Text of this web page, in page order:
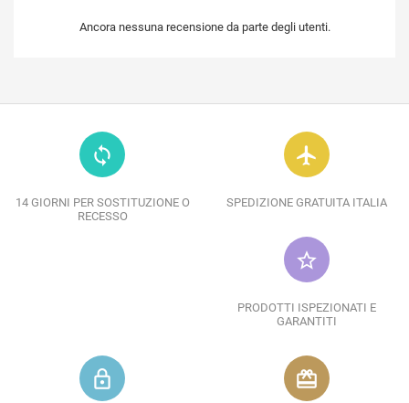
Ancora nessuna recensione da parte degli utenti.
loop
14 GIORNI PER SOSTITUZIONE O
RECESSO
flight
SPEDIZIONE GRATUITA ITALIA
star_border
PRODOTTI ISPEZIONATI E
GARANTITI
lock_outline redeem